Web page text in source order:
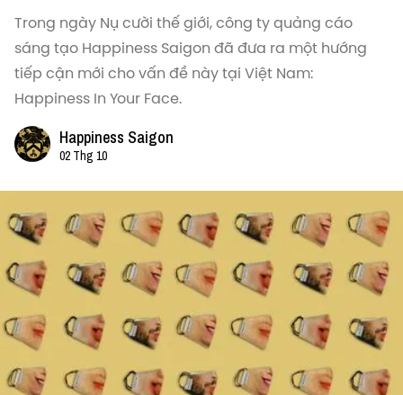
Trong ngày Nụ cười thế giới, công ty quảng cáo
sáng tạo Happiness Saigon đã đưa ra một hướng
tiếp cận mới cho vấn đề này tại Việt Nam:
Happiness In Your Face.
Happiness Saigon
02 Thg 10